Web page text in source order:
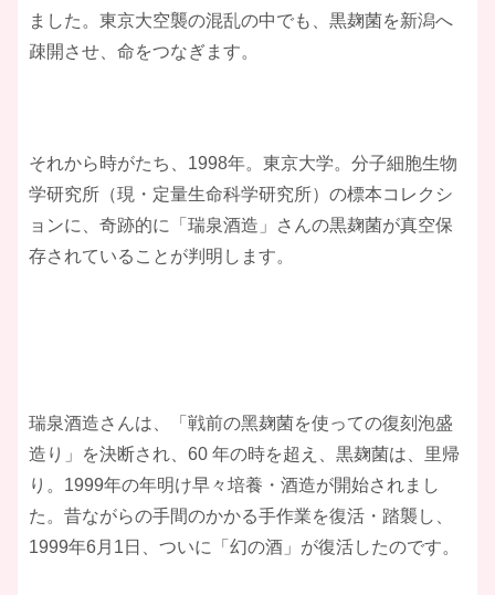
ました。東京大空襲の混乱の中でも、黒麹菌を新潟へ
疎開させ、命をつなぎます。
それから時がたち、1998年。東京大学。分⼦細胞⽣物
学研究所（現・定量⽣命科学研究所）の標本コレクシ
ョンに、奇跡的に「瑞泉酒造」さんの黒麹菌が真空保
存されていることが判明します。
瑞泉酒造さんは、「戦前の⿊麹菌を使っての復刻泡盛
造り」を決断され、60 年の時を超え、黒麹菌は、里帰
り。1999年の年明け早々培養・酒造が開始されまし
た。昔ながらの⼿間のかかる⼿作業を復活・踏襲し、
1999年6⽉1⽇、ついに「幻の酒」が復活したのです。